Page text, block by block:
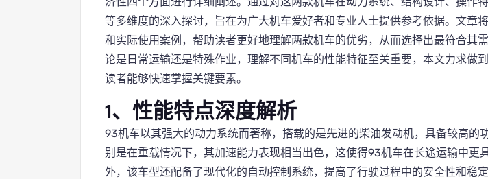
等多维度的深入探讨，旨在为广大机车爱好者和专业人士提供参考依据。文章
和实际使用案例，帮助读者更好地理解两款机车的优劣，从而选择出最符合其
论是日常运输还是特殊作业，理解不同机车的性能特征至关重要，本文力求做
读者能够快速掌握关键要素。
1、性能特点深度解析
93机车以其强大的动力系统而著称，搭载的是先进的柴油发动机，具备较高的
别是在重载情况下，其加速能力表现相当出色，这使得93机车在长途运输中更
外，该车型还配备了现代化的自动控制系统，提高了行驶过程中的安全性和稳定